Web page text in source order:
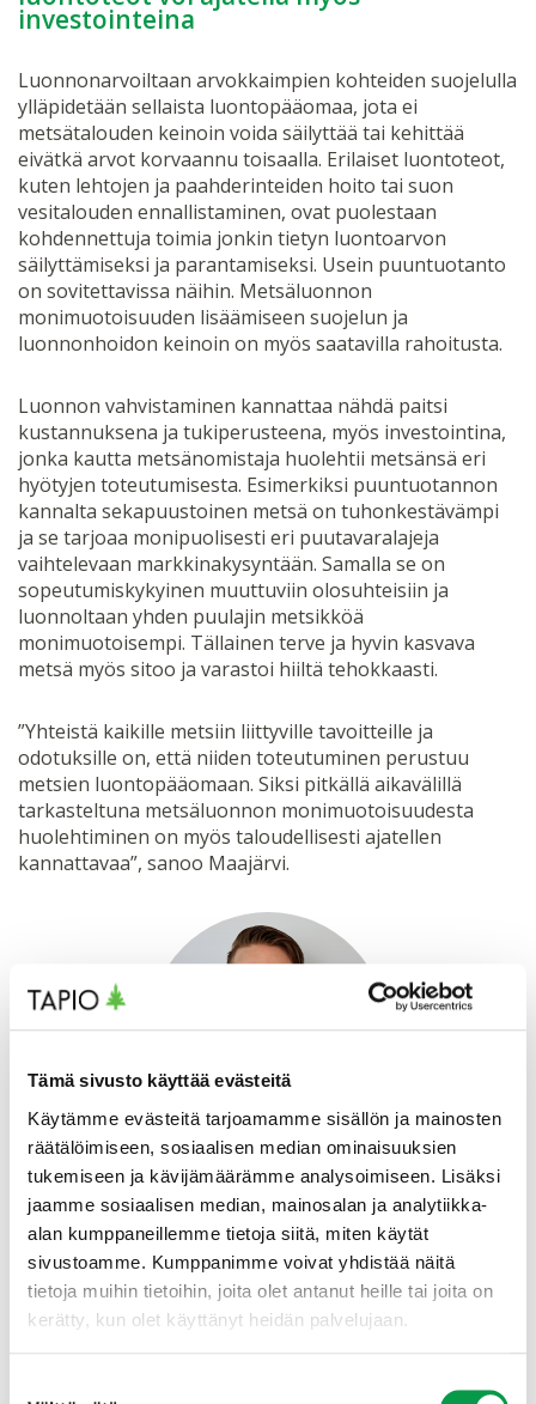
Tämä sivusto käyttää evästeitä
Käytämme evästeitä tarjoamamme sisällön ja mainosten
räätälöimiseen, sosiaalisen median ominaisuuksien
tukemiseen ja kävijämäärämme analysoimiseen. Lisäksi
jaamme sosiaalisen median, mainosalan ja analytiikka-
alan kumppaneillemme tietoja siitä, miten käytät
sivustoamme. Kumppanimme voivat yhdistää näitä
tietoja muihin tietoihin, joita olet antanut heille tai joita on
kerätty, kun olet käyttänyt heidän palvelujaan.
investointeina
Luonnonarvoiltaan arvokkaimpien kohteiden suojelulla
ylläpidetään sellaista luontopääomaa, jota ei
metsätalouden keinoin voida säilyttää tai kehittää
eivätkä arvot korvaannu toisaalla. Erilaiset luontoteot,
kuten lehtojen ja paahderinteiden hoito tai suon
vesitalouden ennallistaminen, ovat puolestaan
kohdennettuja toimia jonkin tietyn luontoarvon
säilyttämiseksi ja parantamiseksi. Usein puuntuotanto
on sovitettavissa näihin. Metsäluonnon
monimuotoisuuden lisäämiseen suojelun ja
luonnonhoidon keinoin on myös saatavilla rahoitusta.
Luonnon vahvistaminen kannattaa nähdä paitsi
kustannuksena ja tukiperusteena, myös investointina,
jonka kautta metsänomistaja huolehtii metsänsä eri
hyötyjen toteutumisesta. Esimerkiksi puuntuotannon
kannalta sekapuustoinen metsä on tuhonkestävämpi
ja se tarjoaa monipuolisesti eri puutavaralajeja
vaihtelevaan markkinakysyntään. Samalla se on
sopeutumiskykyinen muuttuviin olosuhteisiin ja
luonnoltaan yhden puulajin metsikköä
monimuotoisempi. Tällainen terve ja hyvin kasvava
metsä myös sitoo ja varastoi hiiltä tehokkaasti.
”Yhteistä kaikille metsiin liittyville tavoitteille ja
odotuksille on, että niiden toteutuminen perustuu
metsien luontopääomaan. Siksi pitkällä aikavälillä
tarkasteltuna metsäluonnon monimuotoisuudesta
huolehtiminen on myös taloudellisesti ajatellen
kannattavaa”, sanoo Maajärvi.
Matti Maajärvi
Kehittämispäällikkö
matti.maajarvi(at)tapio.fi
+358 29 432 6080